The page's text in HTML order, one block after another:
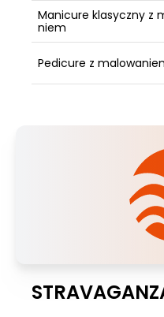
Manicure klasyczny z
niem
Pedicure z